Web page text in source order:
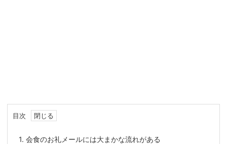
目次
1. 会食のお礼メールには大まかな流れがある